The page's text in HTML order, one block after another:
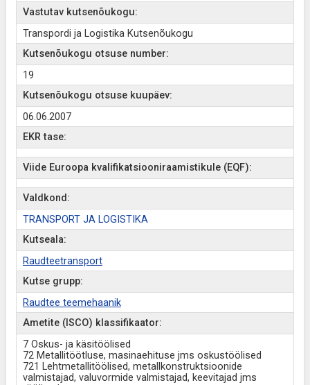
Vastutav kutsenõukogu:
Transpordi ja Logistika Kutsenõukogu
Kutsenõukogu otsuse number:
19
Kutsenõukogu otsuse kuupäev:
06.06.2007
EKR tase:
Viide Euroopa kvalifikatsiooniraamistikule (EQF):
Valdkond:
TRANSPORT JA LOGISTIKA
Kutseala:
Raudteetransport
Kutse grupp:
Raudtee teemehaanik
Ametite (ISCO) klassifikaator:
7 Oskus- ja käsitöölised
72 Metallitöötluse, masinaehituse jms oskustöölised
721 Lehtmetallitöölised, metallkonstruktsioonide
valmistajad, valuvormide valmistajad, keevitajad jms